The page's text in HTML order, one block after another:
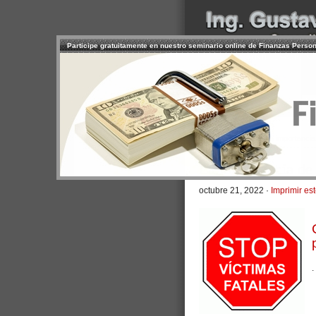
INICIO SERVICIOS
CONTACTO USUARIO
>Inicio/Artículos / La
La importancia
octubre 21, 2022 · Imprimir
.
Participe gratuitamente en nuestro seminario online de Finanzas